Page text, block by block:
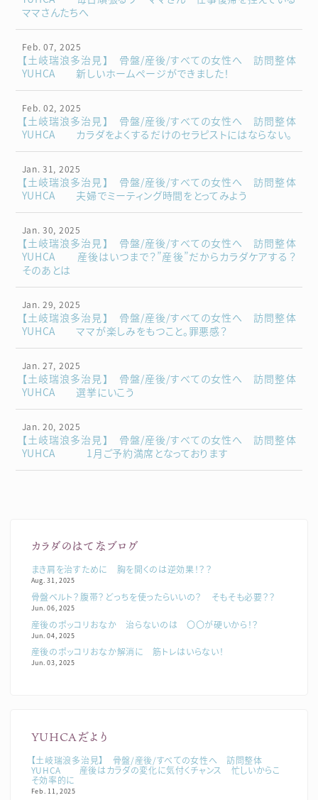
ママさんたちへ
Feb. 07, 2025
【土岐瑞浪多治見】 骨盤/産後/すべての女性へ 訪問整体
YUHCA 新しいホームページができました！
Feb. 02, 2025
【土岐瑞浪多治見】 骨盤/産後/すべての女性へ 訪問整体
YUHCA カラダをよくするだけのセラピストにはならない。
Jan. 31, 2025
【土岐瑞浪多治見】 骨盤/産後/すべての女性へ 訪問整体
YUHCA 夫婦でミーティング時間をとってみよう
Jan. 30, 2025
【土岐瑞浪多治見】 骨盤/産後/すべての女性へ 訪問整体
YUHCA 産後はいつまで？”産後”だからカラダケアする？
そのあとは
Jan. 29, 2025
【土岐瑞浪多治見】 骨盤/産後/すべての女性へ 訪問整体
YUHCA ママが楽しみをもつこと。罪悪感？
Jan. 27, 2025
【土岐瑞浪多治見】 骨盤/産後/すべての女性へ 訪問整体
YUHCA 選挙にいこう
Jan. 20, 2025
【土岐瑞浪多治見】 骨盤/産後/すべての女性へ 訪問整体
YUHCA 1月ご予約満席となっております
カラダのはてなブログ
まき肩を治すために 胸を開くのは逆効果！？？
Aug. 31, 2025
骨盤ベルト？腹帯？どっちを使ったらいいの？ そもそも必要？？
Jun. 06, 2025
産後のポッコリおなか 治らないのは 〇〇が硬いから！？
Jun. 04, 2025
産後のポッコリおなか解消に 筋トレはいらない！
Jun. 03, 2025
YUHCAだより
【土岐瑞浪多治見】 骨盤/産後/すべての女性へ 訪問整体
YUHCA 産後はカラダの変化に気付くチャンス 忙しいからこ
そ効率的に
Feb. 11, 2025